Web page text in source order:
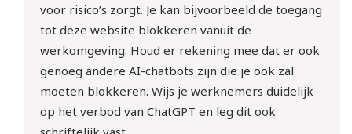
voor risico’s zorgt. Je kan bijvoorbeeld de toegang
tot deze website blokkeren vanuit de
werkomgeving. Houd er rekening mee dat er ook
genoeg andere AI-chatbots zijn die je ook zal
moeten blokkeren. Wijs je werknemers duidelijk
op het verbod van ChatGPT en leg dit ook